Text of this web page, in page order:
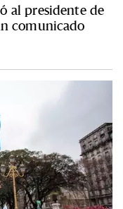
al presidente de
comunicado